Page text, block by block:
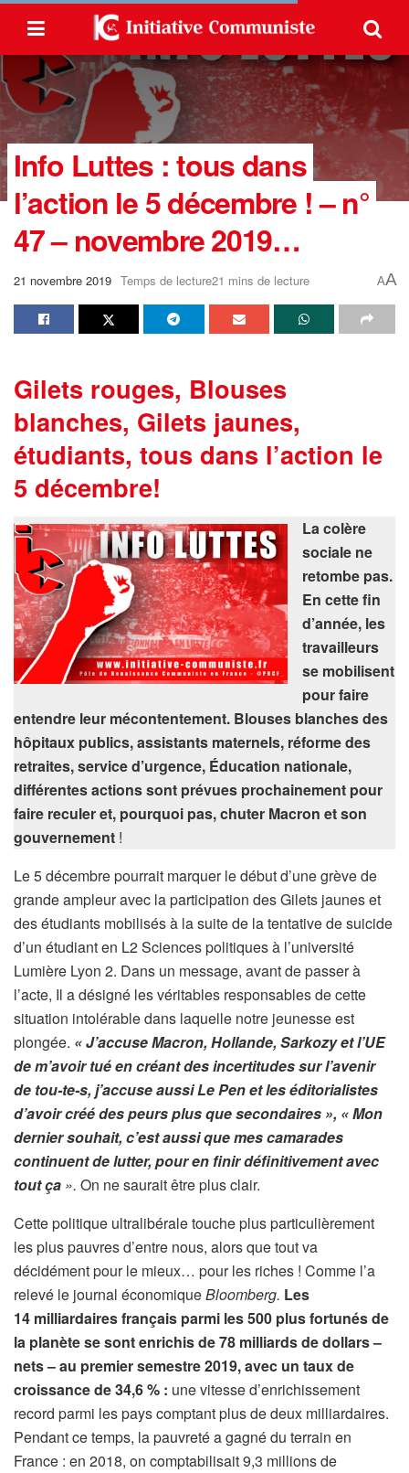
Info Luttes : tous dans
l’action le 5 décembre ! – n°
47 – novembre 2019…
21 novembre 2019 Temps de lecture21 mins de lecture AA
Gilets rouges, Blouses
blanches, Gilets jaunes,
étudiants, tous dans l’action le
5 décembre!
La colère
sociale ne
retombe pas.
En cette fin
d’année, les
travailleurs
se mobilisent
pour faire
entendre leur mécontentement. Blouses blanches des
hôpitaux publics, assistants maternels, réforme des
retraites, service d’urgence, Éducation nationale,
différentes actions sont prévues prochainement pour
faire reculer et, pourquoi pas, chuter Macron et son
gouvernement !
Le 5 décembre pourrait marquer le début d’une grève de
grande ampleur avec la participation des Gilets jaunes et
des étudiants mobilisés à la suite de la tentative de suicide
d’un étudiant en L2 Sciences politiques à l’université
Lumière Lyon 2. Dans un message, avant de passer à
l’acte, Il a désigné les véritables responsables de cette
situation intolérable dans laquelle notre jeunesse est
plongée. « J’accuse Macron, Hollande, Sarkozy et l’UE
de m’avoir tué en créant des incertitudes sur l’avenir
de tou-te-s, j’accuse aussi Le Pen et les éditorialistes
d’avoir créé des peurs plus que secondaires », « Mon
dernier souhait, c’est aussi que mes camarades
continuent de lutter, pour en finir définitivement avec
tout ça ». On ne saurait être plus clair.
Cette politique ultralibérale touche plus particulièrement
les plus pauvres d’entre nous, alors que tout va
décidément pour le mieux… pour les riches ! Comme l’a
relevé le journal économiqueBloomberg. Les
14 milliardaires français parmi les 500 plus fortunés de
la planète se sont enrichis de 78 milliards de dollars –
nets – au premier semestre 2019, avec un taux de
croissance de 34,6 % : une vitesse d’enrichissement
record parmi les pays comptant plus de deux milliardaires.
Pendant ce temps, la pauvreté a gagné du terrain en
France : en 2018, on comptabilisait 9,3 millions de